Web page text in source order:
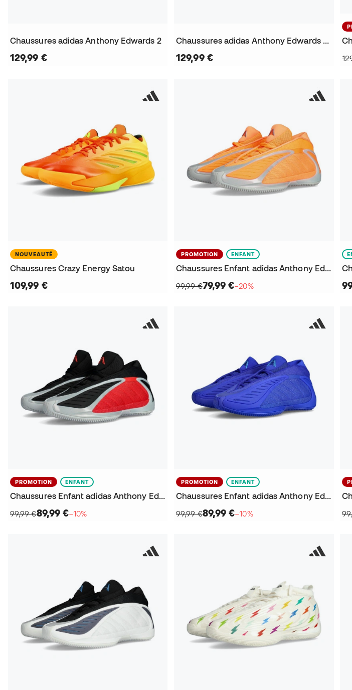
Chaussures adidas Anthony Edwards 2
129,99 €
Chaussures adidas Anthony Edwards 2 Peach
129,99 €
NOUVEAUTÉ
Chaussures Crazy Energy Satou
109,99 €
PROMOTION ENFANT
Chaussures Enfant adidas Anthony Edwards 2 All-Star
99,99 €79,99 €−20%
PROMOTION ENFANT
Chaussures Enfant adidas Anthony Edwards 2 Georgia Bulldawgs
99,99 €89,99 €−10%
PROMOTION ENFANT
Chaussures Enfant adidas Anthony Edwards 2 Cold Cement
99,99 €89,99 €−10%